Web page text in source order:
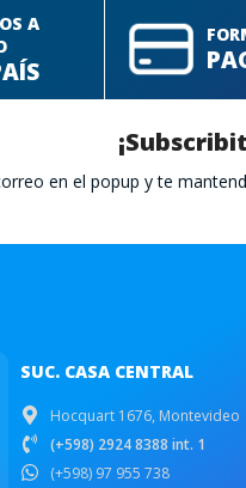
A
en el popup y te
SUC. CASA CENTRAL
Hocquart 1676, Montevideo
(+598) 2924 8388 int. 1
(+598) 97 955 738